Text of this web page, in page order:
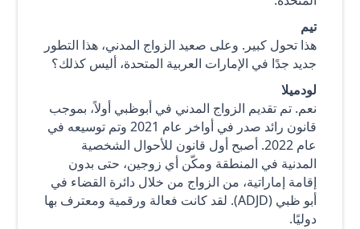
تيم
هذا تحول كبير. وعلى صعيد الزواج المدني، هذا التطور
جديد جدًا في الإمارات العربية المتحدة، أليس كذلك؟
لودميلا
نعم. تم تقديم الزواج المدني في أبوظبي أولاً، بموجب
قانون رائد صدر في أواخر عام 2021 وتم توسيعه في
عام 2022. أصبح أول قانون للأحوال الشخصية
المدنية في المنطقة ومكّن أي زوجين، حتى بدون
إقامة إماراتية، من الزواج من خلال دائرة القضاء في
أبو ظبي (ADJD). لقد كانت فعالة ورقمية ومعترف بها
دوليًا.